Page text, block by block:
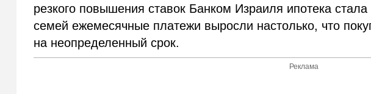
резкого повышения ставок Банком Израиля ипотека
семей ежемесячные платежи выросли настолько, что
на неопределенный срок.
Реклама